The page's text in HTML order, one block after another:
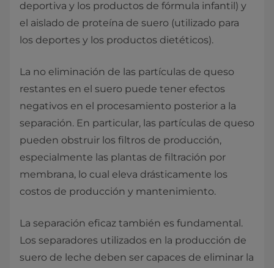
deportiva y los productos de fórmula infantil) y
el aislado de proteína de suero (utilizado para
los deportes y los productos dietéticos).
La no eliminación de las partículas de queso
restantes en el suero puede tener efectos
negativos en el procesamiento posterior a la
separación. En particular, las partículas de queso
pueden obstruir los filtros de producción,
especialmente las plantas de filtración por
membrana, lo cual eleva drásticamente los
costos de producción y mantenimiento.
La separación eficaz también es fundamental.
Los separadores utilizados en la producción de
suero de leche deben ser capaces de eliminar la